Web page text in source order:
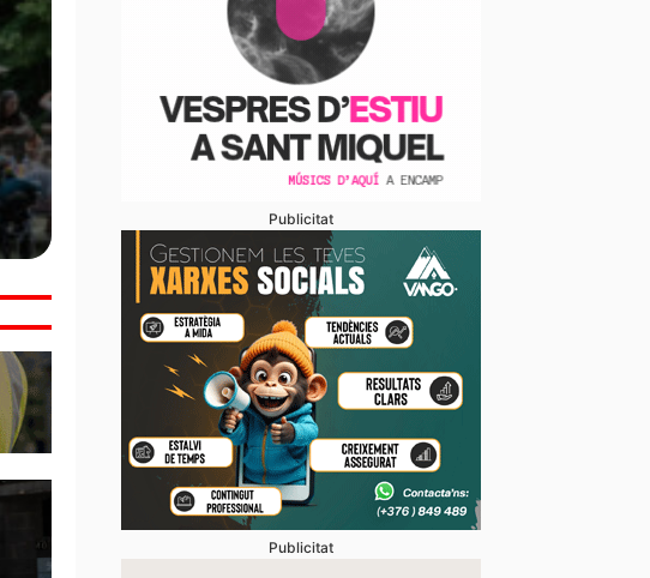
Publicitat
Publicitat